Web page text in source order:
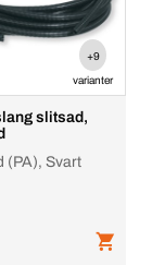
+9
varianter
slitsad,
(PA), Svart